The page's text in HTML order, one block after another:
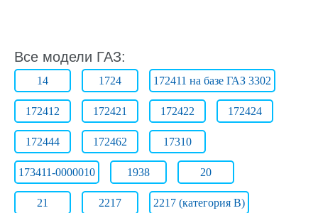
Все модели ГАЗ:
14 1724 172411 на базе ГАЗ 3302
172412 172421 172422 172424
172444 172462 17310
173411-0000010 1938 20
21 2217 2217 (категория B)